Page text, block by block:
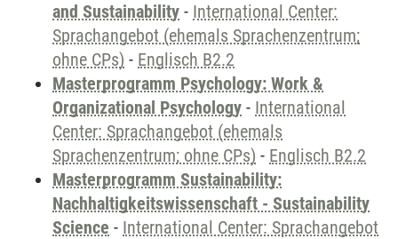
and Sustainability - International Center:
Sprachangebot (ehemals Sprachenzentrum;
ohne CPs) - Englisch B2.2
Masterprogramm Psychology: Work &
Organizational Psychology - International
Center: Sprachangebot (ehemals
Sprachenzentrum; ohne CPs) - Englisch B2.2
Masterprogramm Sustainability:
Nachhaltigkeitswissenschaft - Sustainability
Science - International Center: Sprachangebot